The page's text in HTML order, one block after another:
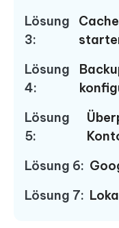
Lösung
3:
Lösung
4:
Lösung
5:
Lösung 6:
Lösung 7: